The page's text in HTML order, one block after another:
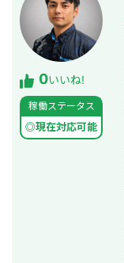
0いいね!
稼働ステータス
◎現在対応可能